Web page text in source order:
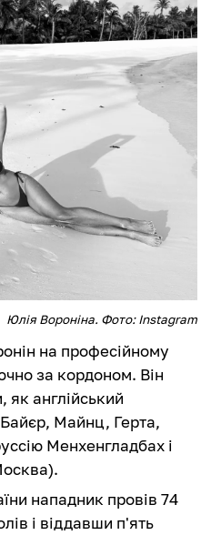
Юлія Вороніна. Фото: Instagram
на професійному
за кордоном. Він
як англійський
Майнц, Герта,
Менхенгладбах і
нападник провів 74
і віддавши п'ять